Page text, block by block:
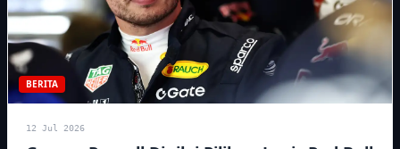
BERITA
12 Jul 2026